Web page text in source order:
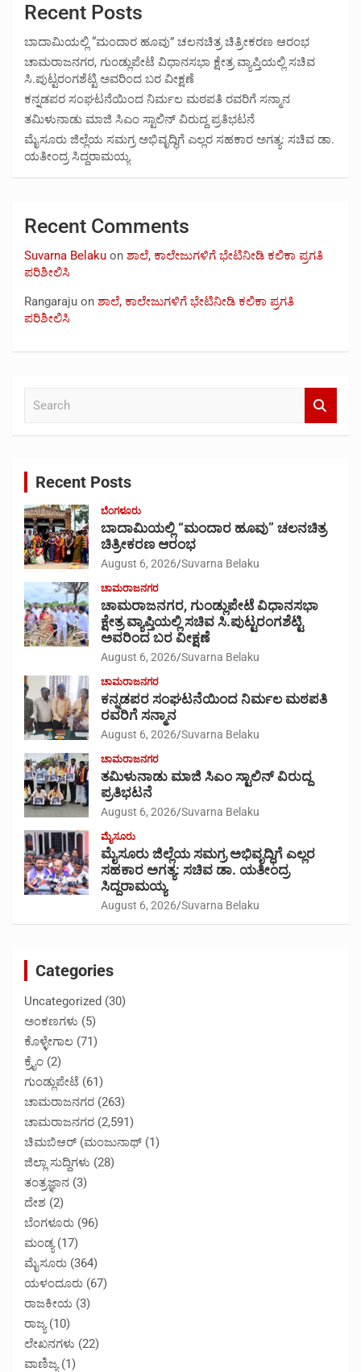
Recent Posts
ಬಾದಾಮಿಯಲ್ಲಿ “ಮಂದಾರ ಹೂವು” ಚಲನಚಿತ್ರ ಚಿತ್ರೀಕರಣ ಆರಂಭ
ಚಾಮರಾಜನಗರ, ಗುಂಡ್ಲುಪೇಟೆ ವಿಧಾನಸಭಾ ಕ್ಷೇತ್ರ ವ್ಯಾಪ್ತಿಯಲ್ಲಿ ಸಚಿವ
ಸಿ.ಪುಟ್ಟರಂಗಶೆಟ್ಟಿ ಅವರಿಂದ ಬರ ವೀಕ್ಷಣೆ
ಕನ್ನಡಪರ ಸಂಘಟನೆಯಿಂದ ನಿರ್ಮಲ ಮಠಪತಿ ರವರಿಗೆ ಸನ್ಮಾನ
ತಮಿಳುನಾಡು ಮಾಜಿ ಸಿಎಂ ಸ್ಟಾಲಿನ್ ವಿರುದ್ದ ಪ್ರತಿಭಟನೆ
ಮೈಸೂರು ಜಿಲ್ಲೆಯ ಸಮಗ್ರ ಅಭಿವೃದ್ಧಿಗೆ ಎಲ್ಲರ ಸಹಕಾರ ಅಗತ್ಯ: ಸಚಿವ ಡಾ.
ಯತೀಂದ್ರ ಸಿದ್ದರಾಮಯ್ಯ
Recent Comments
Suvarna Belaku on ಶಾಲೆ, ಕಾಲೇಜುಗಳಿಗೆ ಭೇಟಿನೀಡಿ ಕಲಿಕಾ ಪ್ರಗತಿ
ಪರಿಶೀಲಿಸಿ
Rangaraju on ಶಾಲೆ, ಕಾಲೇಜುಗಳಿಗೆ ಭೇಟಿನೀಡಿ ಕಲಿಕಾ ಪ್ರಗತಿ
ಪರಿಶೀಲಿಸಿ
Recent Posts
ಬೆಂಗಳೂರು
ಬಾದಾಮಿಯಲ್ಲಿ “ಮಂದಾರ ಹೂವು” ಚಲನಚಿತ್ರ
ಚಿತ್ರೀಕರಣ ಆರಂಭ
August 6, 2026 Suvarna Belaku
ಚಾಮರಾಜನಗರ
ಚಾಮರಾಜನಗರ, ಗುಂಡ್ಲುಪೇಟೆ ವಿಧಾನಸಭಾ
ಕ್ಷೇತ್ರ ವ್ಯಾಪ್ತಿಯಲ್ಲಿ ಸಚಿವ ಸಿ.ಪುಟ್ಟರಂಗಶೆಟ್ಟಿ
ಅವರಿಂದ ಬರ ವೀಕ್ಷಣೆ
August 6, 2026 Suvarna Belaku
ಚಾಮರಾಜನಗರ
ಕನ್ನಡಪರ ಸಂಘಟನೆಯಿಂದ ನಿರ್ಮಲ ಮಠಪತಿ
ರವರಿಗೆ ಸನ್ಮಾನ
August 6, 2026 Suvarna Belaku
ಚಾಮರಾಜನಗರ
ತಮಿಳುನಾಡು ಮಾಜಿ ಸಿಎಂ ಸ್ಟಾಲಿನ್ ವಿರುದ್ದ
ಪ್ರತಿಭಟನೆ
August 6, 2026 Suvarna Belaku
ಮೈಸೂರು
ಮೈಸೂರು ಜಿಲ್ಲೆಯ ಸಮಗ್ರ ಅಭಿವೃದ್ಧಿಗೆ ಎಲ್ಲರ
ಸಹಕಾರ ಅಗತ್ಯ: ಸಚಿವ ಡಾ. ಯತೀಂದ್ರ
ಸಿದ್ದರಾಮಯ್ಯ
August 6, 2026 Suvarna Belaku
Categories
Uncategorized (30)
ಅಂಕಣಗಳು (5)
ಕೊಳ್ಳೇಗಾಲ (71)
ಕ್ರೈಂ (2)
ಗುಂಡ್ಲುಪೇಟೆ (61)
ಚಾಮರಾಜನಗರ (263)
ಚಾಮರಾಜನಗರ (2,591)
ಚಿಮಬಿಆರ್ (ಮಂಜುನಾಥ್ (1)
ಜಿಲ್ಲಾ ಸುದ್ದಿಗಳು (28)
ತಂತ್ರಜ್ಞಾನ (3)
ದೇಶ (2)
ಬೆಂಗಳೂರು (96)
ಮಂಡ್ಯ(17)
ಮೈಸೂರು (364)
ಯಳಂದೂರು (67)
ರಾಜಕೀಯ (3)
ರಾಜ್ಯ(10)
ಲೇಖನಗಳು (22)
ವಾಣಿಜ್ಯ(1)